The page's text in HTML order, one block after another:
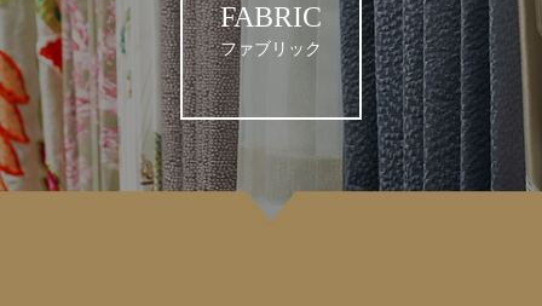
FABRIC
ファブリック